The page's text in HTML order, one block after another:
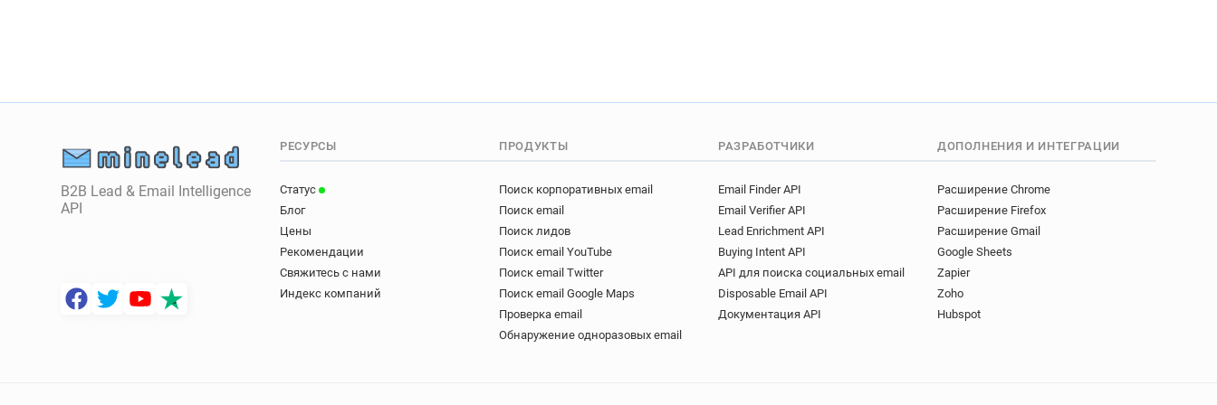
B2B Lead & Email Intelligence
API
РЕСУРСЫ
Статус
Блог
Цены
Рекомендации
Свяжитесь с нами
Индекс компаний
ПРОДУКТЫ
Поиск корпоративных email
Поиск email
Поиск лидов
Поиск email YouTube
Поиск email Twitter
Поиск email Google Maps
Проверка email
Обнаружение одноразовых email
РАЗРАБОТЧИКИ
Email Finder API
Email Verifier API
Lead Enrichment API
Buying Intent API
API для поиска социальных email
Disposable Email API
Документация API
ДОПОЛНЕНИЯ И ИНТЕГРАЦИИ
Расширение Chrome
Расширение Firefox
Расширение Gmail
Google Sheets
Zapier
Zoho
Hubspot